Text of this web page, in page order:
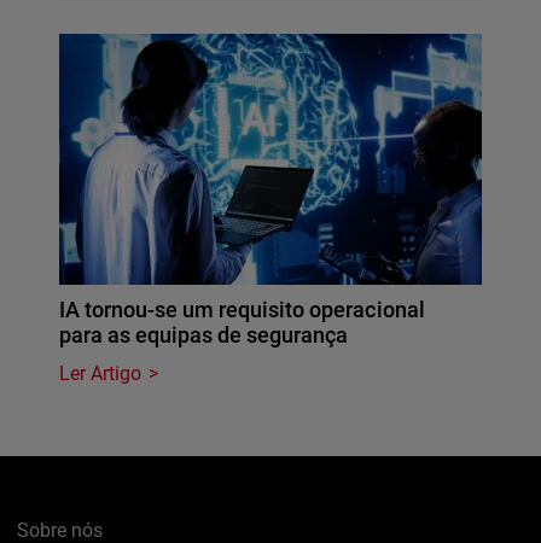
IA tornou-se um requisito operacional
para as equipas de segurança
Ler Artigo
Sobre nós